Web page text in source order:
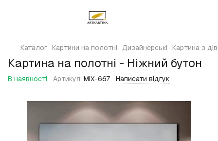
Каталог Картини на полотні Дизайнерські Картина з
Картина на полотні - Ніжний бутон
В наявності Артикул: MIX-667 Написати відгук